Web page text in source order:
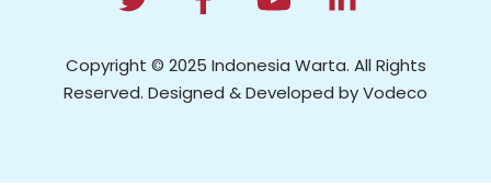
Copyright © 2025 Indonesia Warta. All Rights
Reserved. Designed & Developed by Vodeco